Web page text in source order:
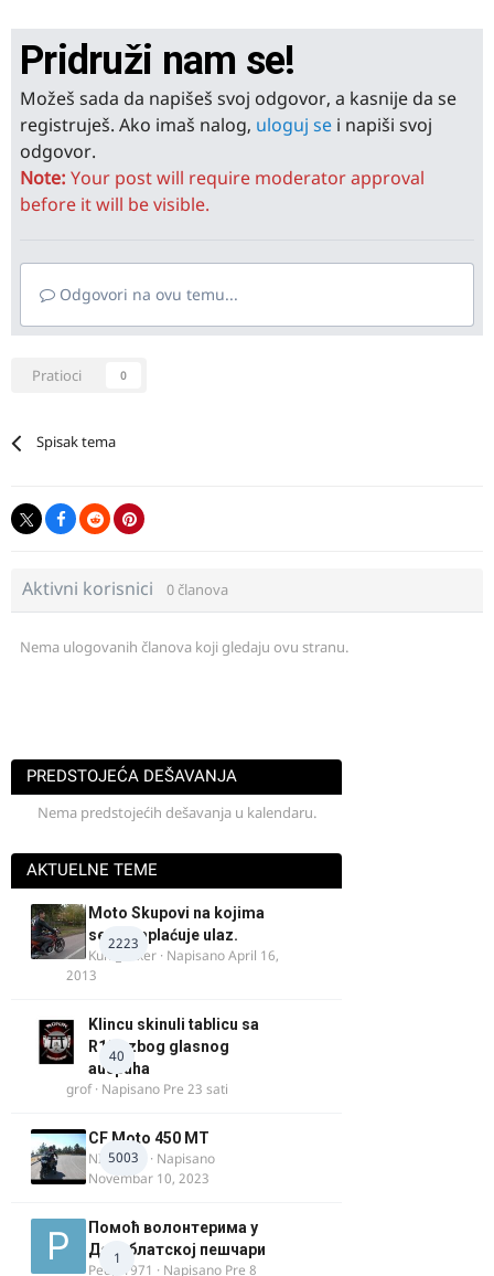
Pridruži nam se!
Možeš sada da napišeš svoj odgovor, a kasnije da se
registruješ. Ako imaš nalog, uloguj se i napiši svoj
odgovor.
Note: Your post will require moderator approval
before it will be visible.
Odgovori na ovu temu...
Pratioci 0
Spisak tema
Aktivni korisnici 0 članova
Nema ulogovanih članova koji gledaju ovu stranu.
PREDSTOJEĆA DEŠAVANJA
Nema predstojećih dešavanja u kalendaru.
AKTUELNE TEME
2223
Moto Skupovi na kojima
se ne naplaćuje ulaz.
Kum_Mixer · NapisanoApril 16,
2013
40
Klincu skinuli tablicu sa
R125 zbog glasnog
auspuha
grof· Napisano Pre 23 sati
5003
CF Moto 450 MT
NIKOLA 1
· Napisano
Novembar 10, 2023
1
Помоћ волонтерима у
Делиблатској пешчари
Pedja1971 · Napisano Pre 8